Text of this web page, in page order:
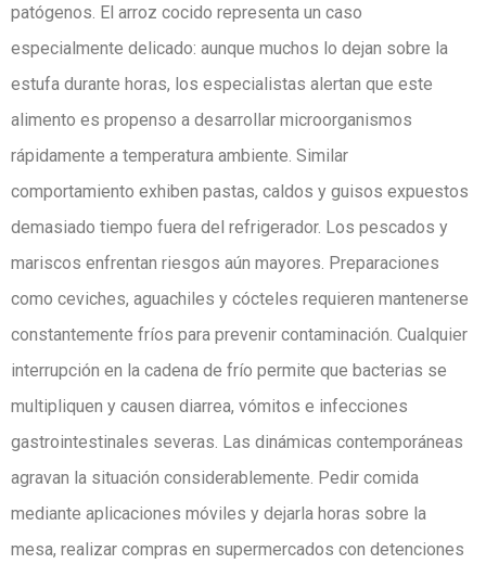
patógenos. El arroz cocido representa un caso
especialmente delicado: aunque muchos lo dejan sobre la
estufa durante horas, los especialistas alertan que este
alimento es propenso a desarrollar microorganismos
rápidamente a temperatura ambiente. Similar
comportamiento exhiben pastas, caldos y guisos expuestos
demasiado tiempo fuera del refrigerador. Los pescados y
mariscos enfrentan riesgos aún mayores. Preparaciones
como ceviches, aguachiles y cócteles requieren mantenerse
constantemente fríos para prevenir contaminación. Cualquier
interrupción en la cadena de frío permite que bacterias se
multipliquen y causen diarrea, vómitos e infecciones
gastrointestinales severas. Las dinámicas contemporáneas
agravan la situación considerablemente. Pedir comida
mediante aplicaciones móviles y dejarla horas sobre la
mesa, realizar compras en supermercados con detenciones